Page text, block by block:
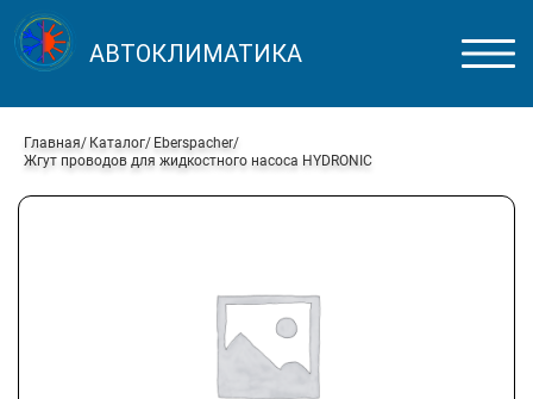
АВТОКЛИМАТИКА
Главная Каталог
Eberspacher
Жгут проводов для жидкостного насоса HYDRONIC